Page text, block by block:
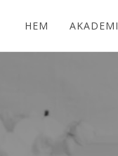
HEM AKADEMI